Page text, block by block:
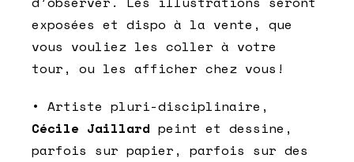
exposées et dispo à la vente, que
vous vouliez les coller à votre
tour, ou les afficher chez vous!
• Artiste pluri-disciplinaire,
Cécile Jaillard peint et dessine,
parfois sur papier, parfois sur des